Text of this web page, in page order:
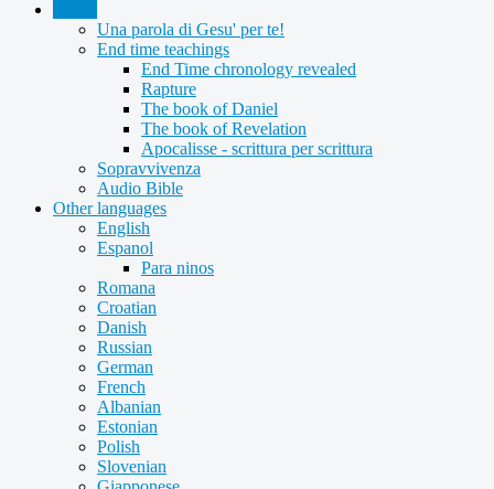
Una parola di Gesu' per te!
End time teachings
End Time chronology revealed
Rapture
The book of Daniel
The book of Revelation
Apocalisse - scrittura per scrittura
Sopravvivenza
Audio Bible
Other languages
English
Espanol
Para ninos
Romana
Croatian
Danish
Russian
German
French
Albanian
Estonian
Polish
Slovenian